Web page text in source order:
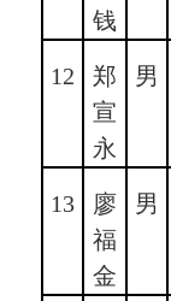
钱
12
郑
宣
永
男
13
廖
福
金
男